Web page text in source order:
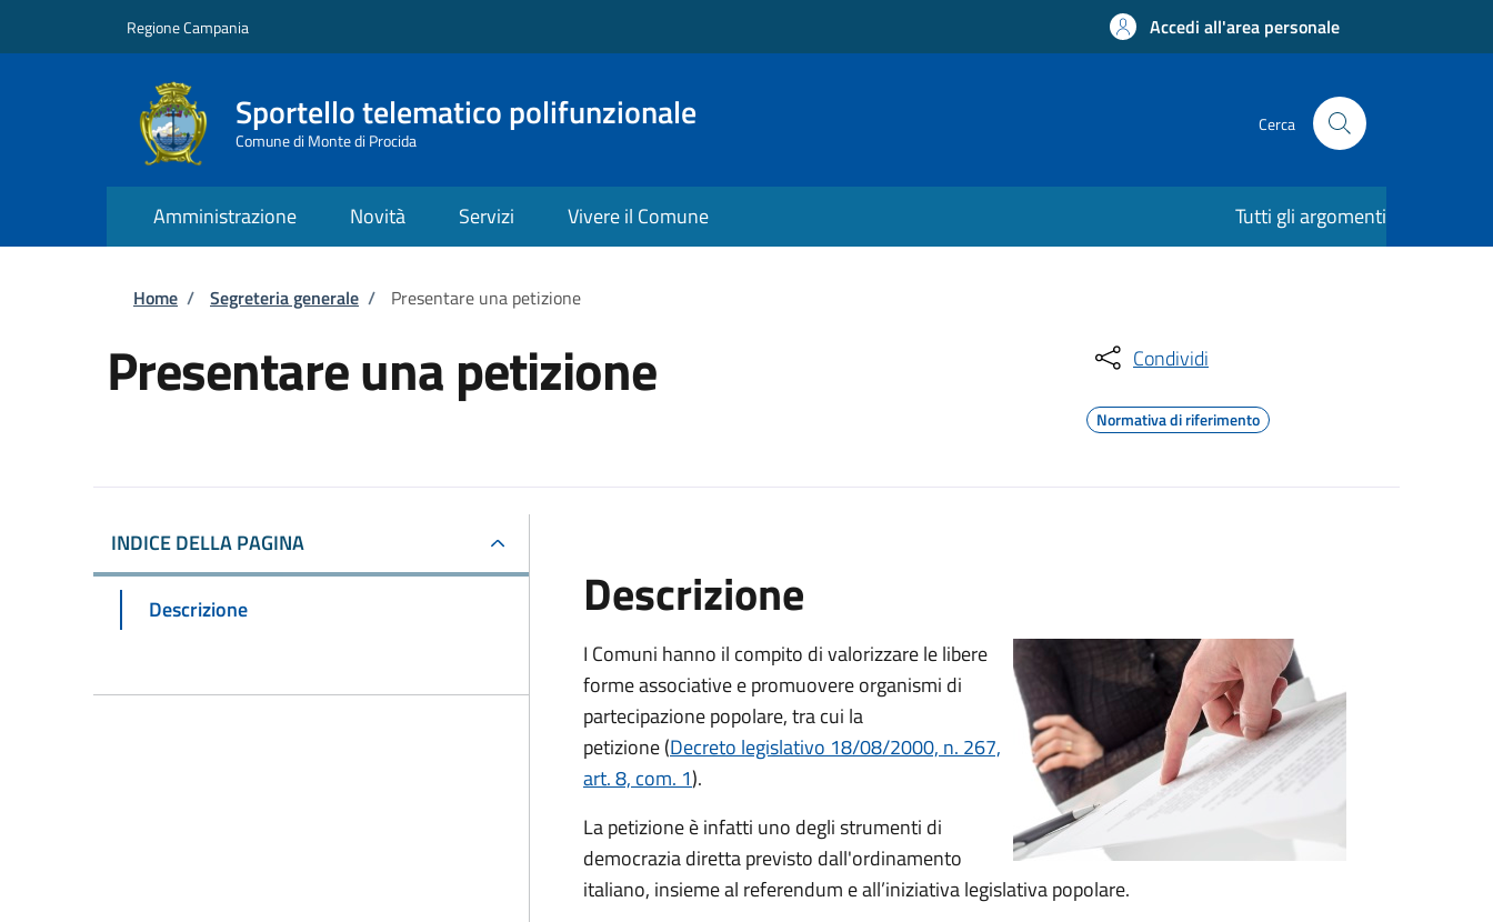
Regione Campania Accedi all'area personale
Sportello telematico polifunzionale
Comune di Monte di Procida
Cerca
Amministrazione Novità Servizi Vivere il Comune Tutti gli argomenti
Briciole di pane
Home / Segreteria generale / Presentare una petizione
Presentare una petizione Condividi
Normativa di riferimento
INDICE DELLA PAGINA
Descrizione Descrizione
I Comuni hanno il compito di valorizzare le libere
forme associative e promuovere organismi di
partecipazione popolare, tra cui la
petizione (Decreto legislativo 18/08/2000, n. 267,
art. 8, com. 1).
La petizione è infatti uno degli strumenti di
democrazia diretta previsto dall'ordinamento
italiano, insieme al referendum e all’iniziativa legislativa popolare.